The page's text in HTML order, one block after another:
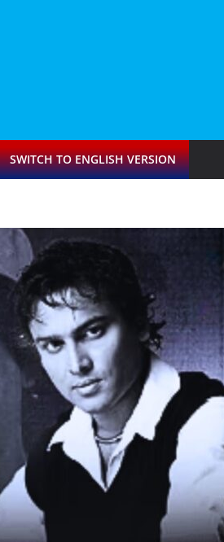
SWITCH TO ENGLISH VERSION